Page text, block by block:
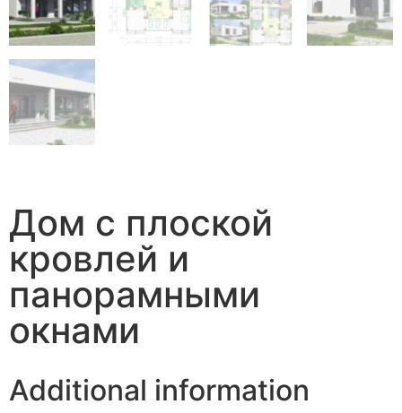
Дом с плоской
кровлей и
панорамными
окнами
Additional information